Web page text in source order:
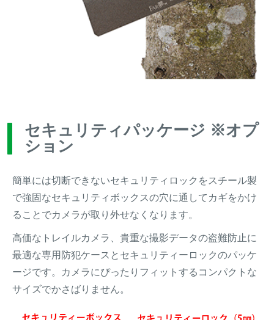
セキュリティパッケージ ※オプ
ション
簡単には切断できないセキュリティロックをスチール製
で強固なセキュリティボックスの穴に通してカギをかけ
ることでカメラが取り外せなくなります。
高価なトレイルカメラ、貴重な撮影データの盗難防止に
最適な専用防犯ケースとセキュリティーロックのパッケ
ージです。カメラにぴったりフィットするコンパクトな
サイズでかさばりません。